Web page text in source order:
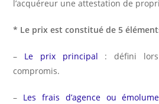
l’acquéreur une attestation de
* Le prix est constitué de 5
– Le prix principal : défini
compromis.
– Les frais d’agence ou